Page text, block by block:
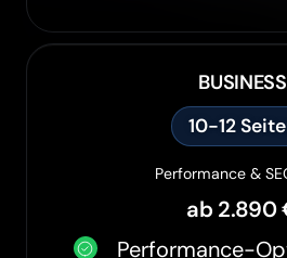
BUSINESS
10-12
Performance &
ab 2.890
Performance-